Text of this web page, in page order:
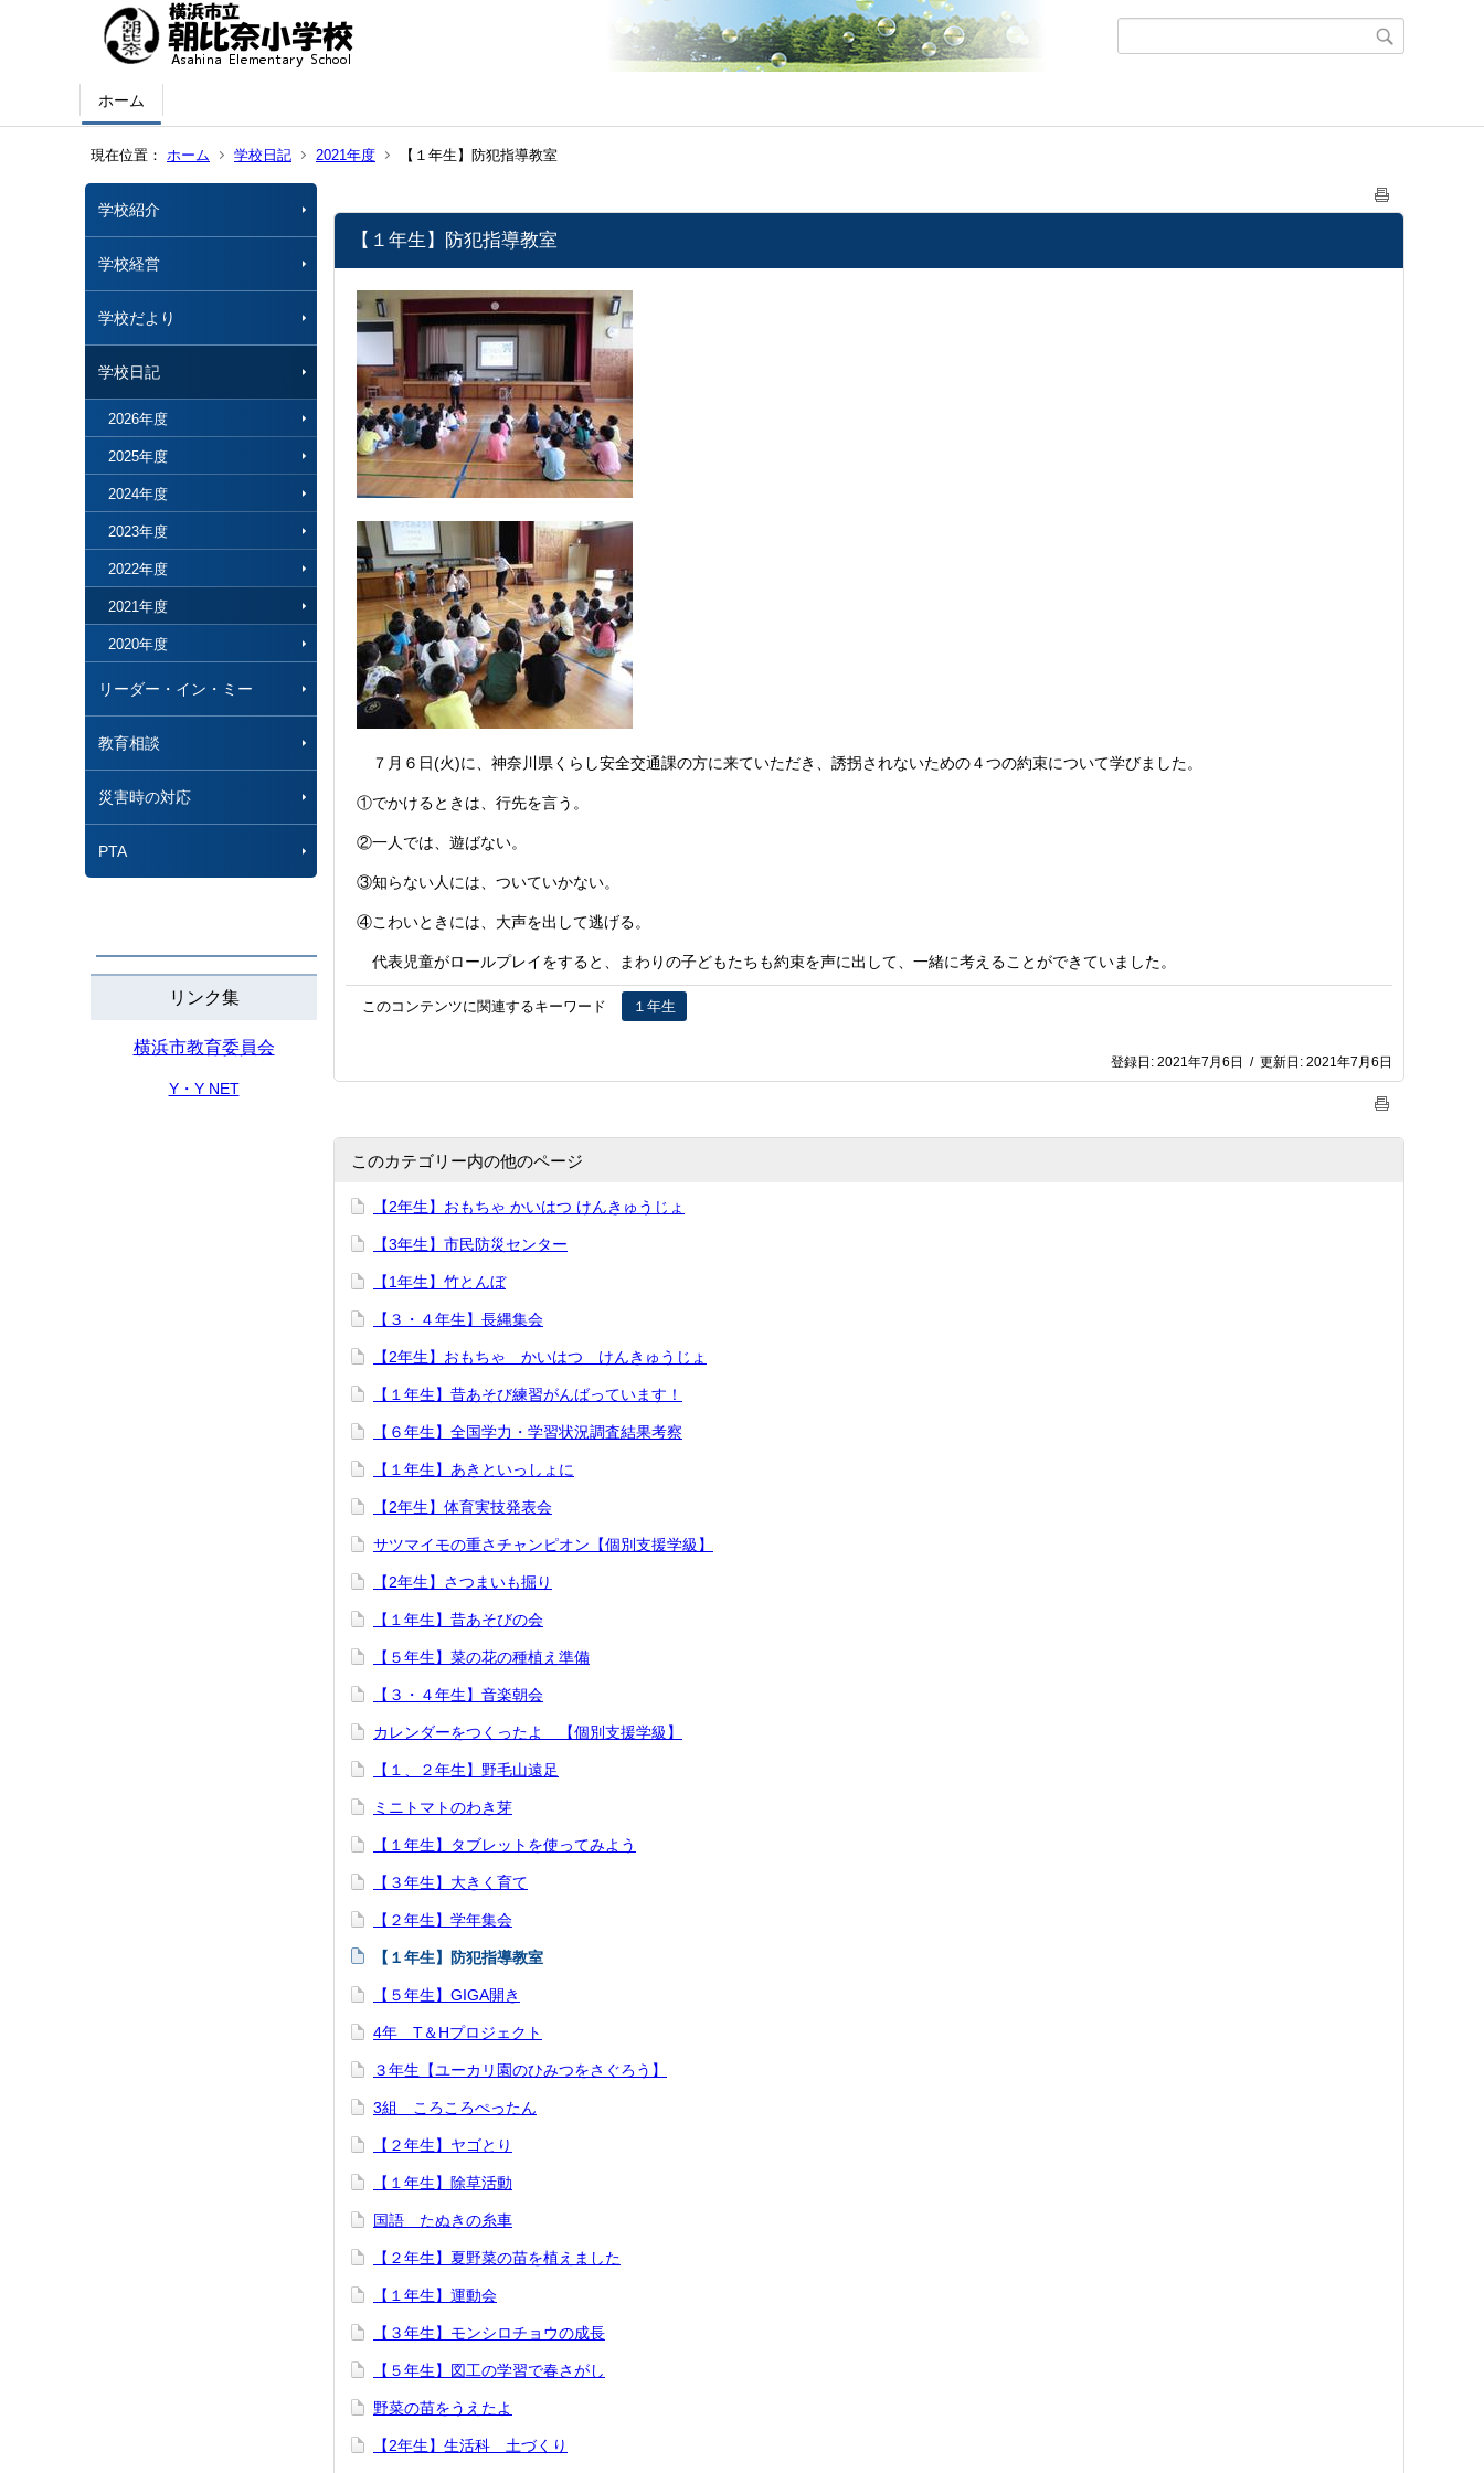
ホーム
現在位置： ホーム 学校日記 2021年度 【１年生】防犯指導教室
学校紹介
学校経営
学校だより
学校日記
2026年度
2025年度
2024年度
2023年度
2022年度
2021年度
2020年度
リーダー・イン・ミー
教育相談
災害時の対応
PTA
リンク集
横浜市教育委員会
Y・Y NET
【１年生】防犯指導教室
７月６日(火)に、神奈川県くらし安全交通課の方に来ていただき、誘拐されないための４つの約束について学びました。
①でかけるときは、行先を言う。
②一人では、遊ばない。
③知らない人には、ついていかない。
④こわいときには、大声を出して逃げる。
代表児童がロールプレイをすると、まわりの子どもたちも約束を声に出して、一緒に考えることができていました。
このコンテンツに関連するキーワード １年生
登録日: 2021年7月6日 / 更新日: 2021年7月6日
このカテゴリー内の他のページ
【2年生】おもちゃ かいはつ けんきゅうじょ
【3年生】市民防災センター
【1年生】竹とんぼ
【３・４年生】長縄集会
【2年生】おもちゃ かいはつ けんきゅうじょ
【１年生】昔あそび練習がんばっています！
【６年生】全国学力・学習状況調査結果考察
【１年生】あきといっしょに
【2年生】体育実技発表会
サツマイモの重さチャンピオン【個別支援学級】
【2年生】さつまいも掘り
【１年生】昔あそびの会
【５年生】菜の花の種植え準備
【３・４年生】音楽朝会
カレンダーをつくったよ 【個別支援学級】
【１、２年生】野毛山遠足
ミニトマトのわき芽
【１年生】タブレットを使ってみよう
【３年生】大きく育て
【２年生】学年集会
【１年生】防犯指導教室
【５年生】GIGA開き
4年 T＆Hプロジェクト
３年生【ユーカリ園のひみつをさぐろう】
3組 ころころぺったん
【２年生】ヤゴとり
【１年生】除草活動
国語 たぬきの糸車
【２年生】夏野菜の苗を植えました
【１年生】運動会
【３年生】モンシロチョウの成長
【５年生】図工の学習で春さがし
野菜の苗をうえたよ
【2年生】生活科 土づくり